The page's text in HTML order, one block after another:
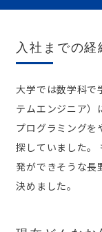
入社までの経
大学では数学科で
テムエンジニア）
プログラミングを
探していました。
発ができそうな長
決めました。